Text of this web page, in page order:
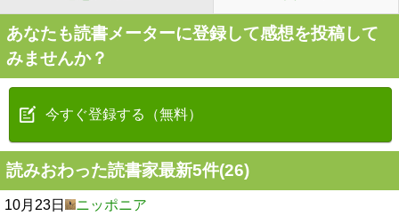
あなたも読書メーターに登録して感想を投稿して
みませんか？
今すぐ登録する（無料）
読みおわった読書家最新5件(26)
10月23日 ニッポニア